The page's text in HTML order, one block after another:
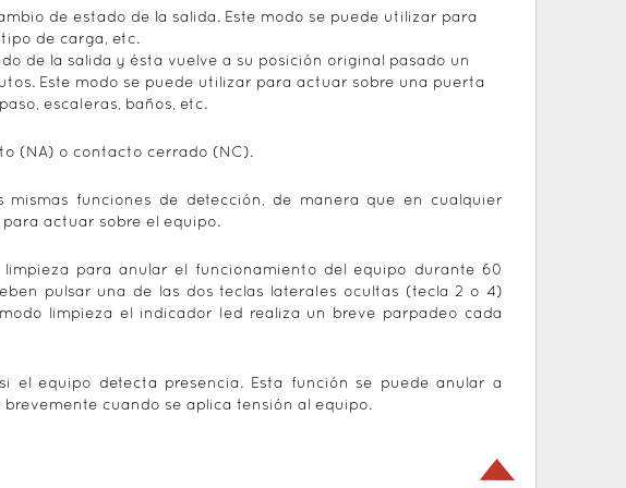
de estado de la salida. Este modo se puede utilizar para
de carga, etc.
de la salida y ésta vuelve a su posición original pasado un
Este modo se puede utilizar para actuar sobre una puerta
escaleras, baños, etc.
(NA) o contacto cerrado (NC).
funciones de detección, de manera que en cualquier
actuar sobre el equipo.
para anular el funcionamiento del equipo durante 60
pulsar una de las dos teclas laterales ocultas (tecla 2 o 4)
limpieza el indicador led realiza un breve parpadeo cada
el equipo detecta presencia. Esta función se puede anular a
cuando se aplica tensión al equipo.